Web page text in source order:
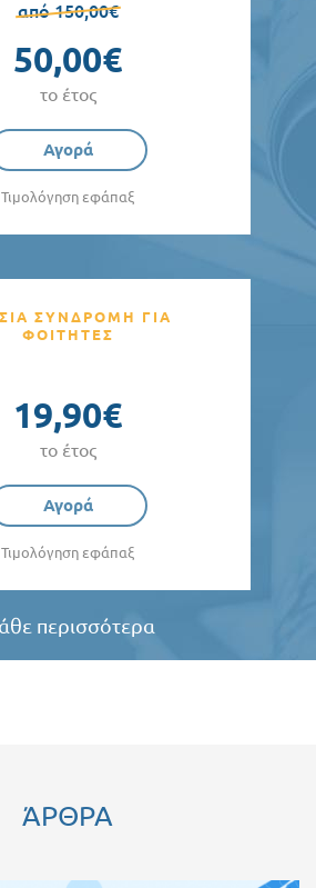
από 150,00€
50,00€
το έτος
Αγορά
Τιμολόγηση εφάπαξ
ΣΥΝΔΡΟΜΗ ΓΙΑ
ΦΟΙΤΗΤΕΣ
19,90€
το έτος
Αγορά
Τιμολόγηση εφάπαξ
περισσότερα
ΆΡΘΡΑ